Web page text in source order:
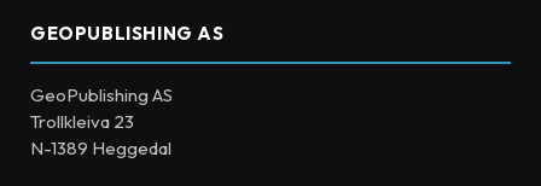
GEOPUBLISHING AS
GeoPublishing AS
Trollkleiva 23
N-1389 Heggedal